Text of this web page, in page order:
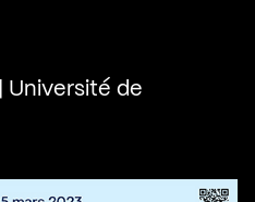
Université de